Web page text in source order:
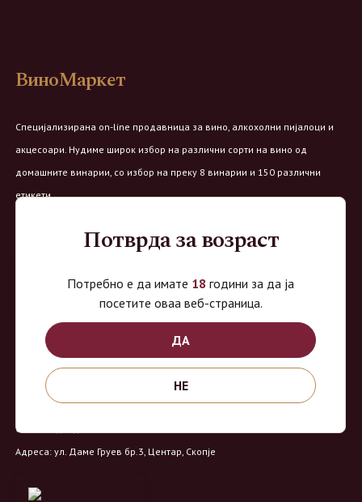
ВиноМаркет
Специјализирана on-line продавница за вино, алкохолни пијалоци и
акцесоари. Нудиме широк избор на различни сорти на вино од
домашните винарии, со избор на преку 8 винарии и 150 различни
етикети.
Овозможено од:
Продавница на Вино Маркет:
Работно време:
Понеделник - Четврток од 9 до 18ч
Петок од 9 до 20ч
Сабота од 9 до 16:30ч
Адреса: ул. Даме Груев бр.3, Центар, Скопје
Потврда за возраст
Потребно е да имате 18 години за да ја
посетите оваа веб-страница.
ДА
НЕ